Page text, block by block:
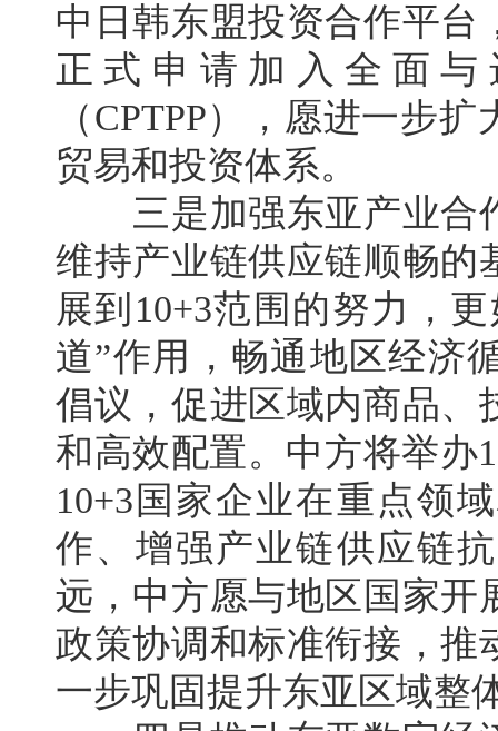
中日韩东盟投资合作平台
正式申请加入全面
（CPTPP），愿进一步
贸易和投资体系。
三是加强东亚产业合
维持产业链供应链顺畅的
展到10+3范围的努力，
道”作用，畅通地区经济
倡议，促进区域内商品、
和高效配置。中方将举办
10+3国家企业在重点领
作、增强产业链供应链
远，中方愿与地区国家开
政策协调和标准衔接，推
一步巩固提升东亚区域整